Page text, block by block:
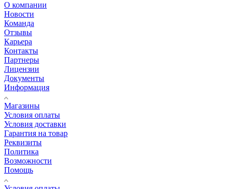
О компании
Новости
Команда
Отзывы
Карьера
Контакты
Партнеры
Лицензии
Документы
Информация
Магазины
Условия оплаты
Условия доставки
Гарантия на товар
Реквизиты
Политика
Возможности
Помощь